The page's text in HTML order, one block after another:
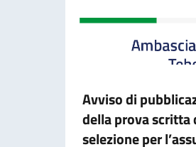
Avviso di
della prova scritta
selezione per